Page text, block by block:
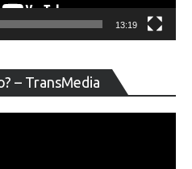
13:19
– TransMedia
de